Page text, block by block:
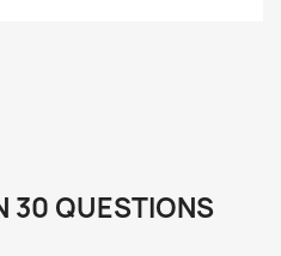
30 QUESTIONS